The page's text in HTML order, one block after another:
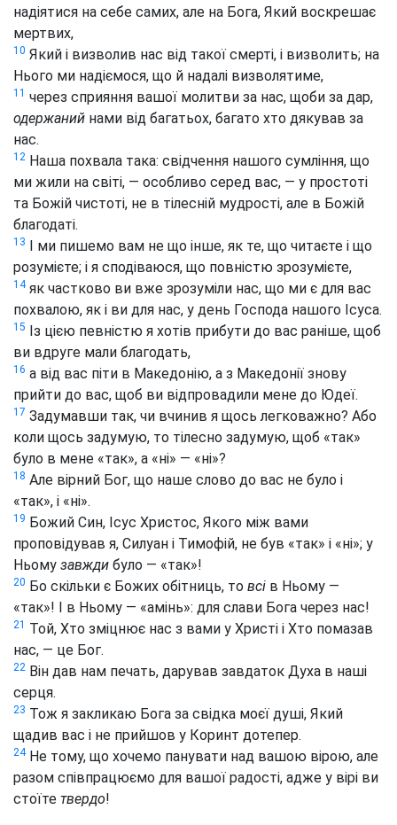
надіятися на себе самих, але на Бога, Який воскрешає
мертвих,
10 Який і визволив нас від такої смерті, і визволить; на
Нього ми надіємося, що й надалі визволятиме,
11 через сприяння вашої молитви за нас, щоби за дар,
одержаний нами від багатьох, багато хто дякував за
нас.
12 Наша похвала така: свідчення нашого сумління, що
ми жили на світі, — особливо серед вас, — у простоті
та Божій чистоті, не в тілесній мудрості, але в Божій
благодаті.
13 І ми пишемо вам не що інше, як те, що читаєте і що
розумієте; і я сподіваюся, що повністю зрозумієте,
14як частково ви вже зрозуміли нас, що ми є для вас
похвалою, як і ви для нас, у день Господа нашого Ісуса.
15 Із цією певністю я хотів прибути до вас раніше, щоб
ви вдруге мали благодать,
16 а від вас піти в Македонію, а з Македонії знову
прийти до вас, щоб ви відпровадили мене до Юдеї.
17 Задумавши так, чи вчинив я щось легковажно? Або
коли щось задумую, то тілесно задумую, щоб «так»
було в мене «так», а «ні» — «ні»?
18 Але вірний Бог, що наше слово до вас не було і
«так», і «ні».
19 Божий Син, Ісус Христос, Якого між вами
проповідував я, Силуан і Тимофій, не був «так» і «ні»; у
Ньому завжди було — «так»!
20 Бо скільки є Божих обітниць, то всі в Ньому —
«так»! І в Ньому — «амінь»: для слави Бога через нас!
21 Той, Хто зміцнює нас з вами у Христі і Хто помазав
нас, — це Бог.
22 Він дав нам печать, дарував завдаток Духа в наші
серця.
23 Тож я закликаю Бога за свідка моєї душі, Який
щадив вас і не прийшов у Коринт дотепер.
24Не тому, що хочемо панувати над вашою вірою, але
разом співпрацюємо для вашої радості, адже у вірі ви
стоїте твердо!